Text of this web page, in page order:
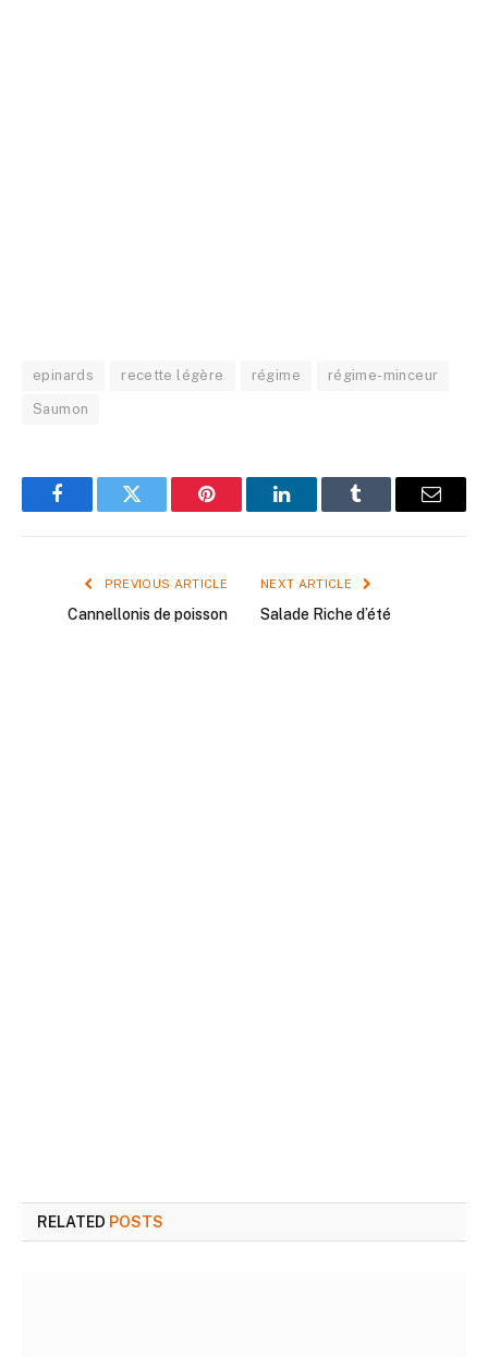
epinards recette légère régime régime-minceur
Saumon
FacebookTwitter Pinterest LinkedInTumblr Email
PREVIOUS ARTICLE
Cannellonis de poisson
NEXT ARTICLE
Salade Riche d’été
RELATED POSTS